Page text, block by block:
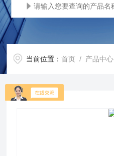
当前位置：首页 / 产品中心